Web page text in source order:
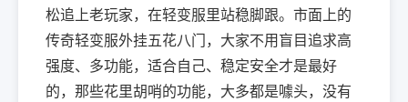
松追上老玩家，在轻变服里站稳脚跟。市面上的
传奇轻变服外挂五花八门，大家不用盲目追求高
强度、多功能，适合自己、稳定安全才是最好
的，那些花里胡哨的功能，大多都是噱头，没有